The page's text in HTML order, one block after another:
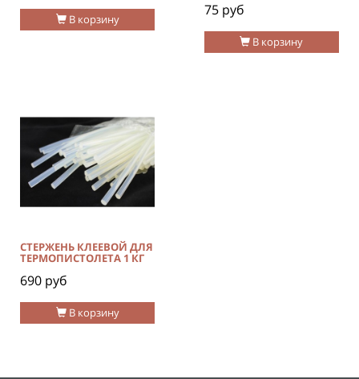
В корзину
В корзину
75 руб
В корзину
СТЕРЖЕНЬ КЛЕЕВОЙ ДЛЯ
ТЕРМОПИСТОЛЕТА 1 КГ
690 руб